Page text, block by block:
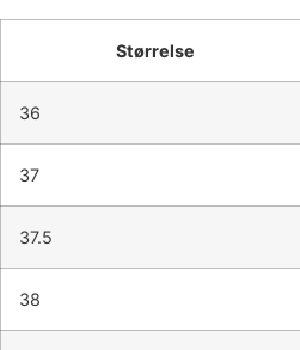
Størrelse
36
37
37.5
38